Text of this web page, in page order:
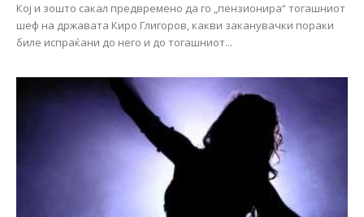
Кој и зошто сакал предвремено да го „пензионира“ тогашниот
шеф на државата Киро Глигоров, какви заканувачки пораки
биле испраќани до него и до тогашниот...